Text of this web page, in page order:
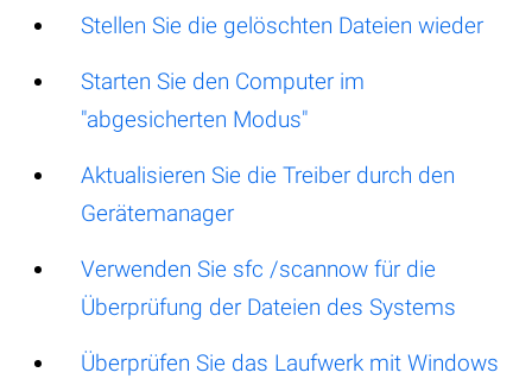
Stellen Sie die gelöschten Dateien wieder
Starten Sie den Computer im
"abgesicherten Modus"
Aktualisieren Sie die Treiber durch den
Gerätemanager
Verwenden Sie sfc /scannow für die
Überprüfung der Dateien des Systems
Überprüfen Sie das Laufwerk mit Windows